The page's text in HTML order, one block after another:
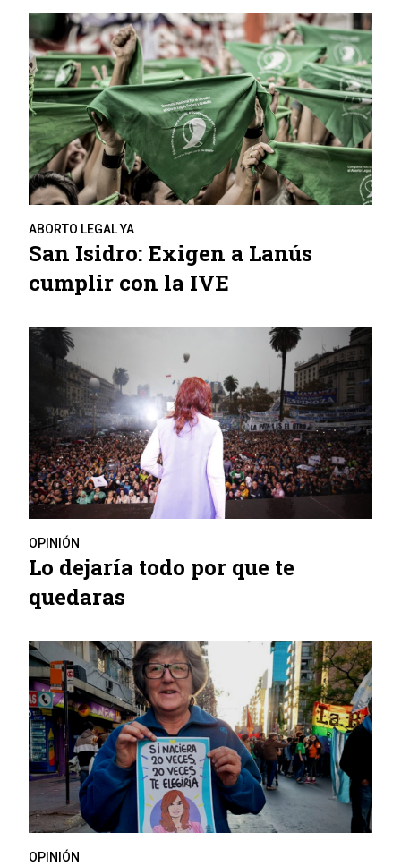
ABORTO LEGAL YA
San Isidro: Exigen a Lanús
cumplir con la IVE
OPINIÓN
Lo dejaría todo por que te
quedaras
OPINIÓN